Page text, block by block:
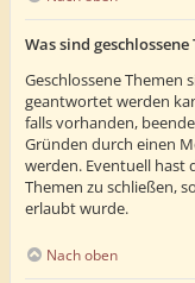
Was sind geschlossene
Geschlossene Themen
geantwortet werden
falls vorhanden,
Gründen durch einen
werden. Eventuell hast
Themen zu schließen,
erlaubt wurde.
Nach oben